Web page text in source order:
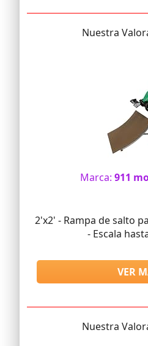
Nuestra
Marca: 911
2'x2' - Rampa de salto
- Escala
VER
Nuestra